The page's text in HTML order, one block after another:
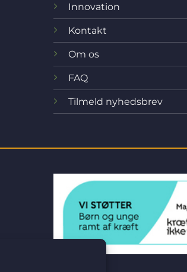
Innovation
Kontakt
Om os
FAQ
Tilmeld nyhedsbrev